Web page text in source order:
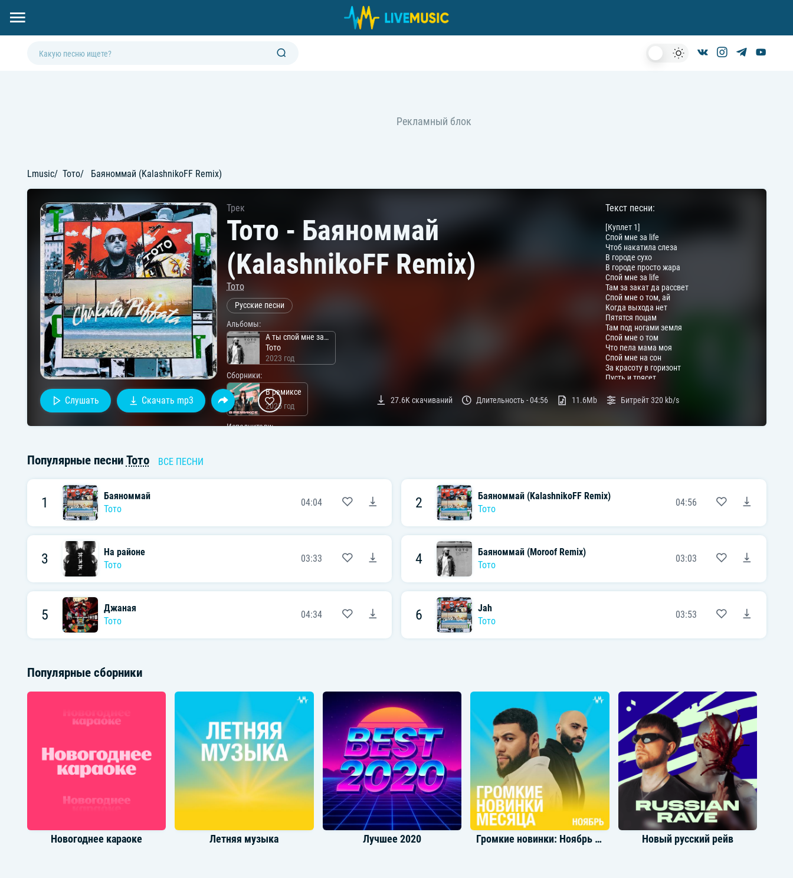
Lmusic Тото Баяноммай (KalashnikoFF Remix)
Трек
Тото - Баяноммай
(KalashnikoFF Remix)
Тото
Русские песни
Альбомы:
А ты спой мне за Life (Remixes)
Тото
2023 год
Сборники:
В ремиксе
2025 год
Исполнители:
Текст песни:
[Куплет 1]
Спой мне за life
Чтоб накатила слеза
В городе сухо
В городе просто жара
Спой мне за life
Там за закат да рассвет
Спой мне о том, ай
Когда выхода нет
Пятятся поцам
Там под ногами земля
Спой мне о том
Что пела мама моя
Спой мне на сон
За красоту в горизонт
Пусть и трясет
[Припев]
Баяноммай
See pop shows near Almaty
You might also like
2017
9mice & Kai Angel
Ай зарекали в накале
Спой мне, май улица
Вспомни двор, милый дом
И я на крыльце в доме том
Малой босиком
[Припев]
Манило в сон, закрывало глаза
Баяноммай
А ты спой мне за life
Высадит в тай, в огородах Иллай
Баяноммай
А ты спой мне за life
Слушать Скачать mp3 177 27.6Kскачиваний Длительность -04:56 11.6Mb Битрейт320 kb/s
Популярные песни Тото ВСЕ ПЕСНИ
1
Баяноммай
Тото
04:04 2
Баяноммай (KalashnikoFF Remix)
Тото
04:56
3
На районе
Тото
03:33 4
Баяноммай (Moroof Remix)
Тото
03:03
5
Джаная
Тото
04:34 6
Jah
Тото
03:53
Популярные сборники
Новогоднее караоке Летняя музыка Лучшее 2020 Громкие новинки: Ноябрь 2022 Новый русский рейв